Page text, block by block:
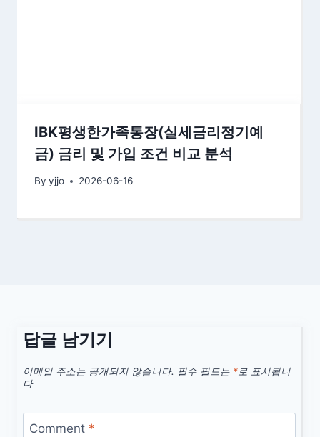
IBK평생한가족통장(실세금리정기예
금) 금리 및 가입 조건 비교 분석
By yjjo 2026-06-16
답글 남기기
이메일 주소는 공개되지 않습니다. 필수 필드는 *로 표시됩니
다
Comment *